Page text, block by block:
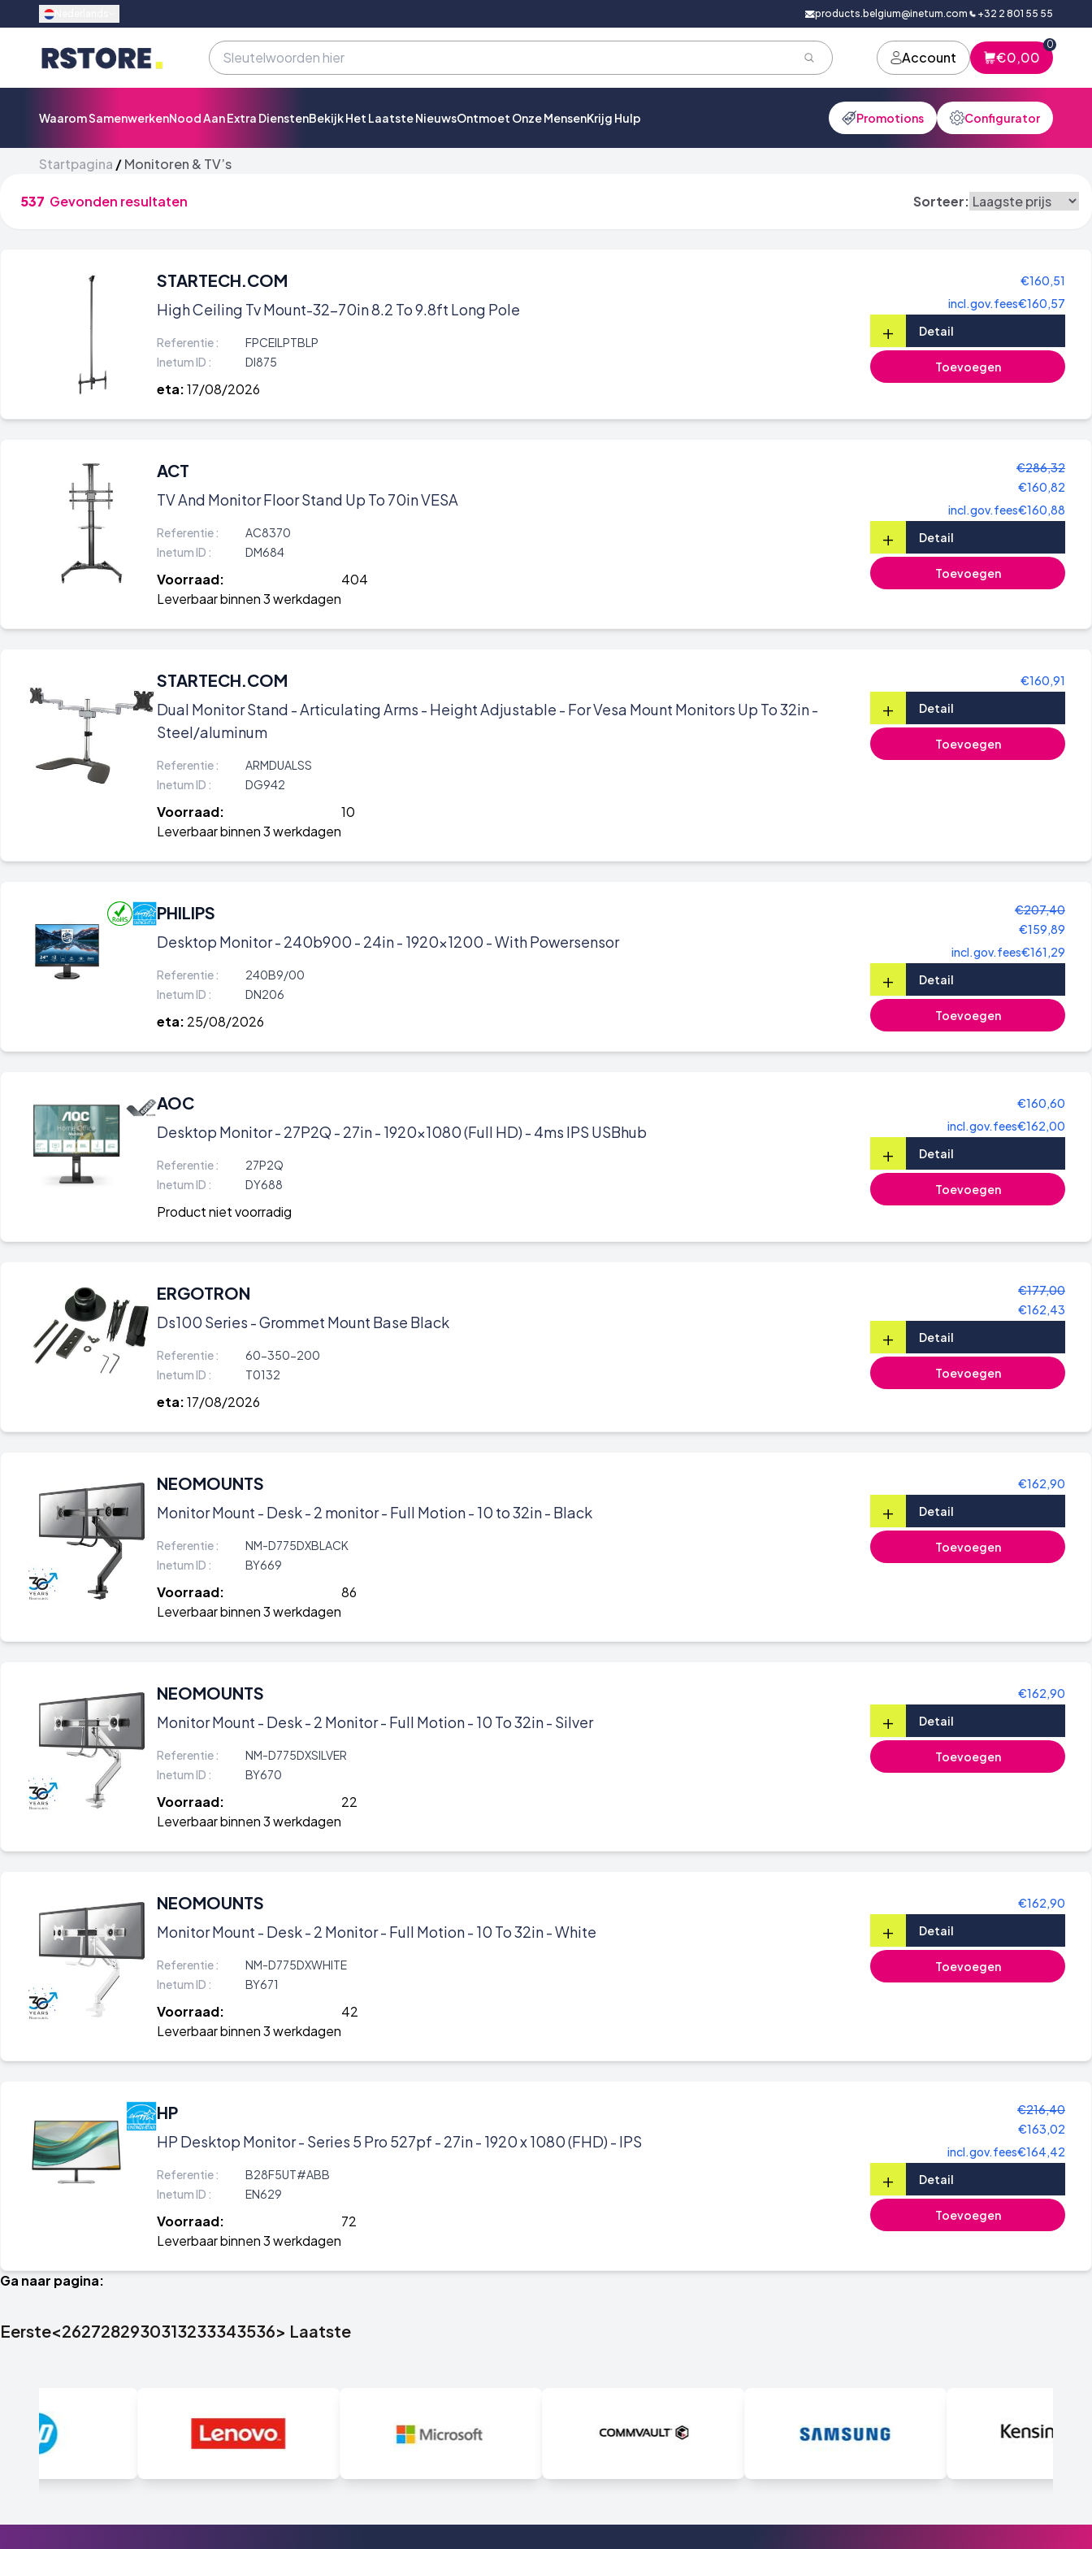
products.belgium@inetum.com +32 2 801 55 55
Account €0,00
0
Waarom SamenwerkenNood Aan Extra DienstenBekijk Het Laatste NieuwsOntmoet Onze MensenKrijg Hulp Promotions Configurator
Startpagina /Monitoren & TV’s
537 Gevonden resultaten Sorteer:
STARTECH.COM
High Ceiling Tv Mount-32-70in 8.2 To 9.8ft Long Pole
Referentie :
FPCEILPTBLP
Inetum ID :
DI875
eta:17/08/2026
€160,51
incl.gov.fees€160,57
+ Detail
Toevoegen
ACT
TV And Monitor Floor Stand Up To 70in VESA
Referentie :
AC8370
Inetum ID :
DM684
Voorraad:
404
Leverbaar binnen 3 werkdagen
€286,32
€160,82
incl.gov.fees€160,88
+ Detail
Toevoegen
STARTECH.COM
Dual Monitor Stand - Articulating Arms - Height Adjustable - For Vesa Mount Monitors Up To 32in -
Steel/aluminum
Referentie :
ARMDUALSS
Inetum ID :
DG942
Voorraad:
10
Leverbaar binnen 3 werkdagen
€160,91
+ Detail
Toevoegen
PHILIPS
Desktop Monitor - 240b900 - 24in - 1920x1200 - With Powersensor
Referentie :
240B9/00
Inetum ID :
DN206
eta: 25/08/2026
€207,40
€159,89
incl.gov.fees€161,29
+ Detail
Toevoegen
AOC
Desktop Monitor - 27P2Q - 27in - 1920x1080 (Full HD) - 4ms IPS USBhub
Referentie :
27P2Q
Inetum ID :
DY688
Product niet voorradig
€160,60
incl.gov.fees€162,00
+ Detail
Toevoegen
ERGOTRON
Ds100 Series - Grommet Mount Base Black
Referentie :
60-350-200
Inetum ID :
T0132
eta:17/08/2026
€177,00
€162,43
+ Detail
Toevoegen
NEOMOUNTS
Monitor Mount - Desk - 2 monitor - Full Motion - 10 to 32in - Black
Referentie :
NM-D775DXBLACK
Inetum ID :
BY669
Voorraad:
86
Leverbaar binnen 3 werkdagen
€162,90
+ Detail
Toevoegen
NEOMOUNTS
Monitor Mount - Desk - 2 Monitor - Full Motion - 10 To 32in - Silver
Referentie :
NM-D775DXSILVER
Inetum ID :
BY670
Voorraad:
22
Leverbaar binnen 3 werkdagen
€162,90
+ Detail
Toevoegen
NEOMOUNTS
Monitor Mount - Desk - 2 Monitor - Full Motion - 10 To 32in - White
Referentie :
NM-D775DXWHITE
Inetum ID :
BY671
Voorraad:
42
Leverbaar binnen 3 werkdagen
€162,90
+ Detail
Toevoegen
HP
HP Desktop Monitor - Series 5 Pro 527pf - 27in - 1920 x 1080 (FHD) - IPS
Referentie :
B28F5UT#ABB
Inetum ID :
EN629
Voorraad:
72
Leverbaar binnen 3 werkdagen
€216,40
€163,02
incl.gov.fees€164,42
+ Detail
Toevoegen
Ga naar pagina:
Eerste<2627282930313233343536> Laatste